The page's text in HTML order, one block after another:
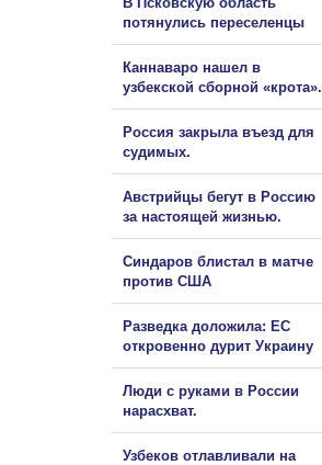
потянулись переселенцы
Каннаваро нашел в
узбекской сборной «крота».
Россия закрыла въезд для
судимых.
Австрийцы бегут в Россию
за настоящей жизнью.
Синдаров блистал в матче
против США
Разведка доложила: ЕС
откровенно дурит Украину
Люди с руками в России
нарасхват.
Узбеков отлавливали на